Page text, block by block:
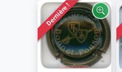
Dernière !